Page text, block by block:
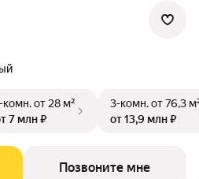
комн.от 28 м²
7 млн ₽
3-комн.от 76,3
от 13,9 млн ₽
Позвоните мне